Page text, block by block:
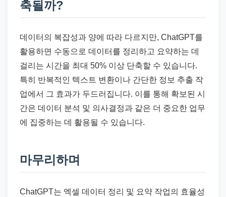
축될까?
데이터의 복잡성과 양에 따라 다르지만, ChatGPT를
활용하면 수동으로 데이터를 정리하고 요약하는 데
걸리는 시간을 최대 50% 이상 단축할 수 있습니다.
특히 반복적인 텍스트 변환이나 간단한 정보 추출 작
업에서 그 효과가 두드러집니다. 이를 통해 확보된 시
간은 데이터 분석 및 의사결정과 같은 더 중요한 업무
에 집중하는 데 활용될 수 있습니다.
마무리하며
ChatGPT는 엑셀 데이터 정리 및 요약 작업의 효율성